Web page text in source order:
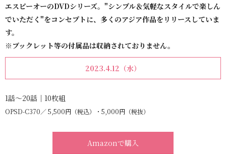
エスピーオーのDVDシリーズ。"シンプル＆気軽なスタイルで楽しん
でいただく"をコンセプトに、多くのアジア作品をリリースしていま
す。
※ブックレット等の付属品は収納されておりません。
2023.4.12（水）
1話～20話｜10枚組
OPSD-C370 5,500円（税込）・5,000円（税抜）
Amazonで購入